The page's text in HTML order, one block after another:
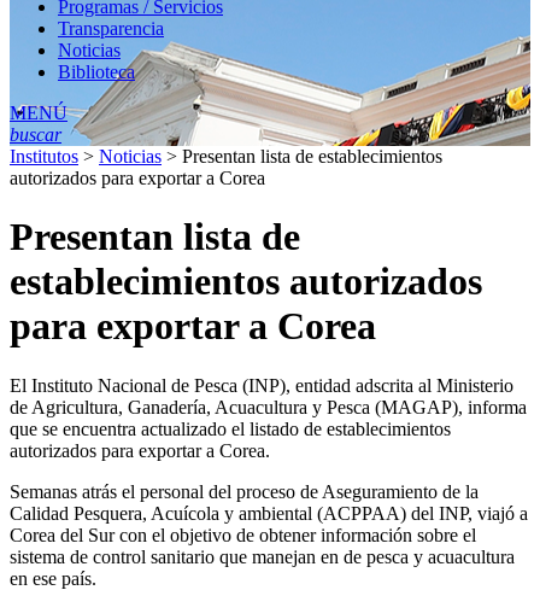
Programas / Servicios
Transparencia
Noticias
Biblioteca
MENÚ
buscar
Institutos > Noticias > Presentan lista de establecimientos
autorizados para exportar a Corea
Presentan lista de
establecimientos autorizados
para exportar a Corea
El Instituto Nacional de Pesca (INP), entidad adscrita al Ministerio
de Agricultura, Ganadería, Acuacultura y Pesca (MAGAP), informa
que se encuentra actualizado el listado de establecimientos
autorizados para exportar a Corea.
Semanas atrás el personal del proceso de Aseguramiento de la
Calidad Pesquera, Acuícola y ambiental (ACPPAA) del INP, viajó a
Corea del Sur con el objetivo de obtener información sobre el
sistema de control sanitario que manejan en de pesca y acuacultura
en ese país.